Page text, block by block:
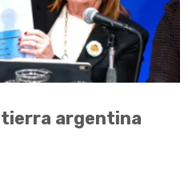
tierra argentina